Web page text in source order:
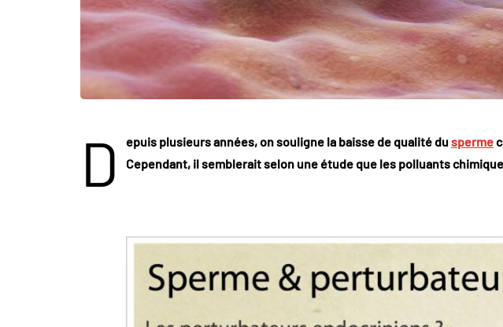
D epuis plusieurs années, on souligne la baisse de qualité dusperme
Cependant, il semblerait selon une étude que les polluants